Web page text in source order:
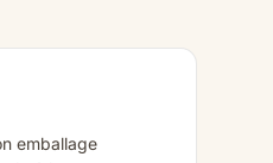
emballage